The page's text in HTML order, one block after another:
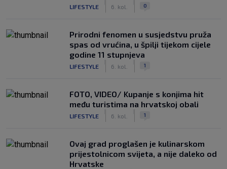
LIFESTYLE 6. kol. 0
Prirodni fenomen u susjedstvu pruža
spas od vrućina, u špilji tijekom cijele
godine 11 stupnjeva
LIFESTYLE 6. kol. 1
FOTO, VIDEO/ Kupanje s konjima hit
među turistima na hrvatskoj obali
LIFESTYLE 6. kol. 1
Ovaj grad proglašen je kulinarskom
prijestolnicom svijeta, a nije daleko od
Hrvatske